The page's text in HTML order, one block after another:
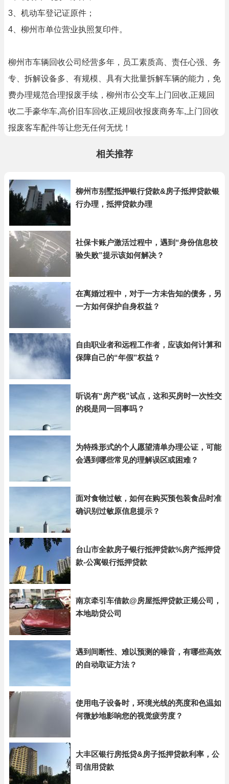
3、机动车登记证原件；
4、柳州市单位营业执照复印件。
柳州市车辆回收公司经营多年，员工素质高、责任心强、务
专、拆解设备多、有规模、具有大批量拆解车辆的能力，免
费办理规范合理报废手续，柳州市公交车上门回收,正规回
收二手豪华车,高价旧车回收,正规回收报废商务车,上门回收
报废客车配件等让您无任何无忧！
相关推荐
柳州市别墅抵押银行贷款&房子抵押贷款银
行办理，抵押贷款办理
社保卡账户激活过程中，遇到“身份信息校
验失败”提示该如何解决？
在离婚过程中，对于一方未告知的债务，另
一方如何保护自身权益？
自由职业者和远程工作者，应该如何计算和
保障自己的“年假”权益？
听说有“房产税”试点，这和买房时一次性交
的税是同一回事吗？
为特殊形式的个人愿望清单办理公证，可能
会遇到哪些常见的理解误区或困难？
面对食物过敏，如何在购买预包装食品时准
确识别过敏原信息提示？
台山市全款房子银行抵押贷款%房产抵押贷
款-公寓银行抵押贷款
南京牵引车借款@房屋抵押贷款正规公司，
本地助贷公司
遇到间断性、难以预测的噪音，有哪些高效
的自动取证方法？
使用电子设备时，环境光线的亮度和色温如
何微妙地影响您的视觉疲劳度？
大丰区银行房抵贷&房子抵押贷款利率，公
司信用贷款